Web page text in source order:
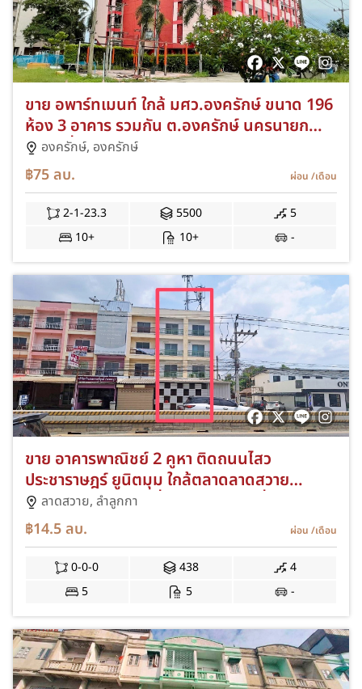
ขาย อพาร์ทเมนท์ ใกล้ มศว.องครักษ์ ขนาด 196
ห้อง 3 อาคาร รวมกัน ต.องครักษ์ นครนายก
พร้อมที่จอดรถขนาดใหญ่
องครักษ์, องครักษ์
฿75ลบ. ผ่อน /เดือน
2-1-23.3 5500
5
10+
10+ -
ขาย อาคารพาณิชย์ 2 คูหา ติดถนนไสว
ประชาราษฎร์ ยูนิตมุม ใกล้ตลาดลาดสวาย
ตึกแถว รังสิตคลองสี่ ลำลูกกาคลองสี่ ใกล้
โรงเรียนแย้มสอาด
ลาดสวาย, ลำลูกกา
฿14.5ลบ. ผ่อน /เดือน
0-0-0 438
4
5
5 -